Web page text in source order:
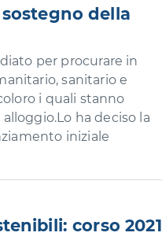
della
per procurare in
sanitario e
i quali stanno
ha deciso la
iniziale
corso 2021